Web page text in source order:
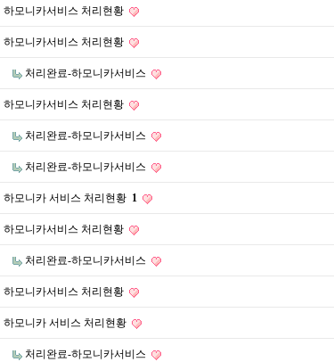
하모니카서비스 처리현황
하모니카서비스 처리현황
처리완료-하모니카서비스
하모니카서비스 처리현황
처리완료-하모니카서비스
처리완료-하모니카서비스
하모니카 서비스 처리현황 1
하모니카서비스 처리현황
처리완료-하모니카서비스
하모니카서비스 처리현황
하모니카 서비스 처리현황
처리완료-하모니카서비스